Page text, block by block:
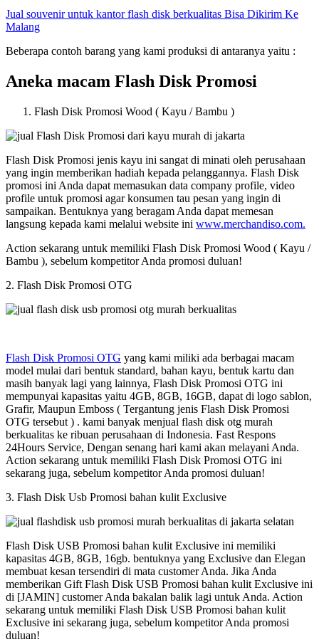
Jual souvenir untuk kantor flash disk berkualitas Bisa Dikirim Ke
Malang
Beberapa contoh barang yang kami produksi di antaranya yaitu :
Aneka macam Flash Disk Promosi
Flash Disk Promosi Wood ( Kayu / Bambu )
Flash Disk Promosi jenis kayu ini sangat di minati oleh perusahaan
yang ingin memberikan hadiah kepada pelanggannya. Flash Disk
promosi ini Anda dapat memasukan data company profile, video
profile untuk promosi agar konsumen tau pesan yang ingin di
sampaikan. Bentuknya yang beragam Anda dapat memesan
langsung kepada kami melalui website ini www.merchandiso.com.
Action sekarang untuk memiliki Flash Disk Promosi Wood ( Kayu /
Bambu ), sebelum kompetitor Anda promosi duluan!
2. Flash Disk Promosi OTG
Flash Disk Promosi OTG yang kami miliki ada berbagai macam
model mulai dari bentuk standard, bahan kayu, bentuk kartu dan
masih banyak lagi yang lainnya, Flash Disk Promosi OTG ini
mempunyai kapasitas yaitu 4GB, 8GB, 16GB, dapat di logo sablon,
Grafir, Maupun Emboss ( Tergantung jenis Flash Disk Promosi
OTG tersebut ) . kami banyak menjual flash disk otg murah
berkualitas ke ribuan perusahaan di Indonesia. Fast Respons
24Hours Service, Dengan senang hari kami akan melayani Anda.
Action sekarang untuk memiliki Flash Disk Promosi OTG ini
sekarang juga, sebelum kompetitor Anda promosi duluan!
3. Flash Disk Usb Promosi bahan kulit Exclusive
Flash Disk USB Promosi bahan kulit Exclusive ini memiliki
kapasitas 4GB, 8GB, 16gb. bentuknya yang Exclusive dan Elegan
membuat kesan tersendiri di mata customer Anda. Jika Anda
memberikan Gift Flash Disk USB Promosi bahan kulit Exclusive ini
di [JAMIN] customer Anda bakalan balik lagi untuk Anda. Action
sekarang untuk memiliki Flash Disk USB Promosi bahan kulit
Exclusive ini sekarang juga, sebelum kompetitor Anda promosi
duluan!